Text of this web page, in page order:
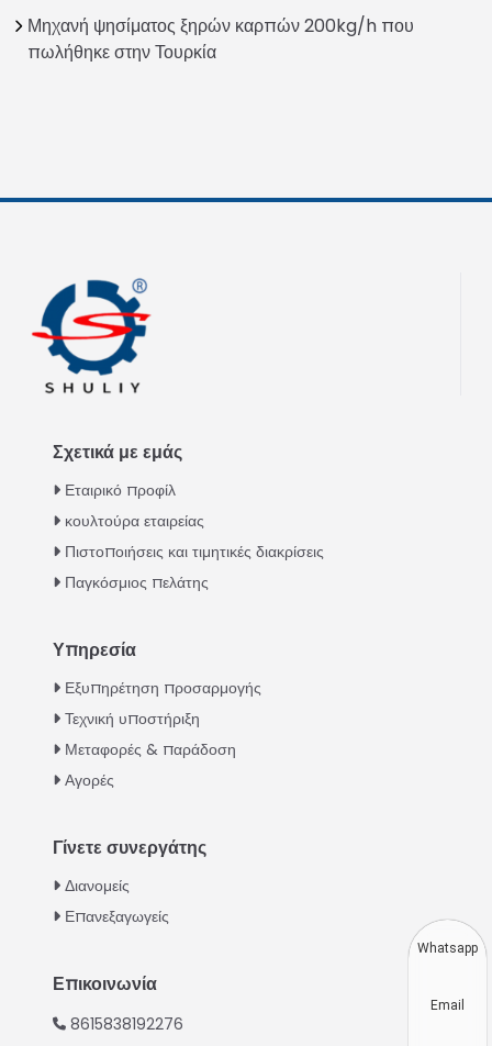
Μηχανή ψησίματος ξηρών καρπών 200kg/h που
πωλήθηκε στην Τουρκία
Σχετικά με εμάς
Εταιρικό προφίλ
κουλτούρα εταιρείας
Πιστοποιήσεις και τιμητικές διακρίσεις
Παγκόσμιος πελάτης
Υπηρεσία
Εξυπηρέτηση προσαρμογής
Τεχνική υποστήριξη
Μεταφορές & παράδοση
Αγορές
Γίνετε συνεργάτης
Διανομείς
Επανεξαγωγείς
Επικοινωνία
8615838192276
Whatsapp
Email